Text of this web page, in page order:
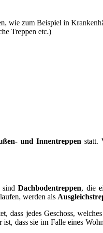
wie zum Beispiel in
Treppen etc.)
und Innentreppen statt.
sindDachbodentreppen, die
werden als
dass jedes Geschoss,
dass sie im Falle eines